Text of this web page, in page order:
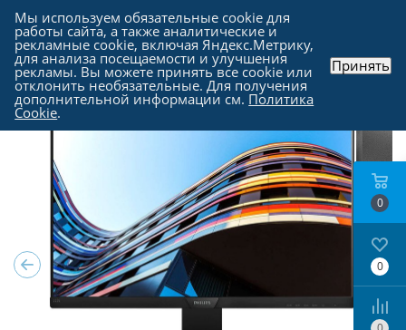
Каталог - Мониторы
0
0
Мы используем обязательные cookie для
работы сайта, а также аналитические и
рекламные cookie, включая Яндекс.Метрику,
для анализа посещаемости и улучшения
рекламы. Вы можете принять все cookie или
отклонить необязательные. Для получения
дополнительной информации см. Политика
Cookie.
Принять